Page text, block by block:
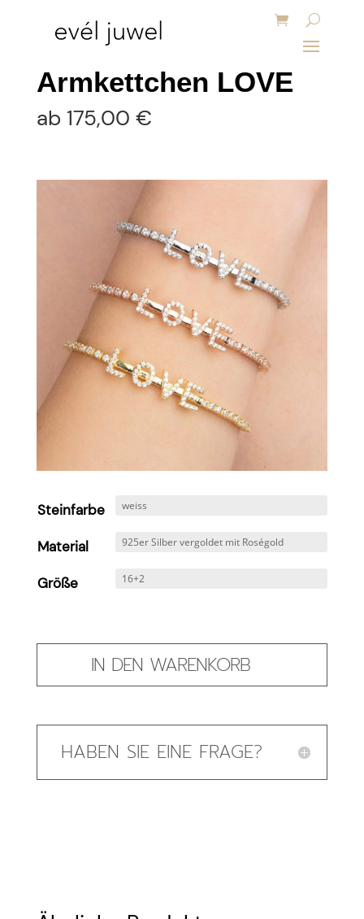
Armkettchen LOVE
ab 175,00 €
Steinfarbe
Material
Größe
IN DEN WARENKORB
HABEN SIE EINE FRAGE?